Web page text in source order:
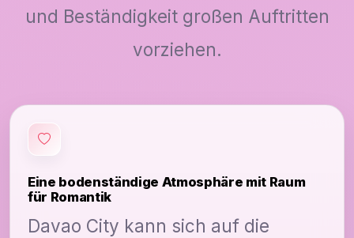
und Beständigkeit großen Auftritten
vorziehen.
Eine bodenständige Atmosphäre mit Raum
für Romantik
Davao City kann sich auf die